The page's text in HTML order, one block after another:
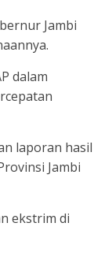
Jambi
dalam
laporan hasil
Jambi
ekstrim di